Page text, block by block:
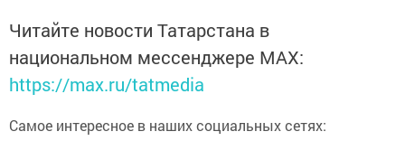
Читайте новости Татарстана в
национальном мессенджере MАХ:
https://max.ru/tatmedia
Самое интересное в наших социальных сетях: